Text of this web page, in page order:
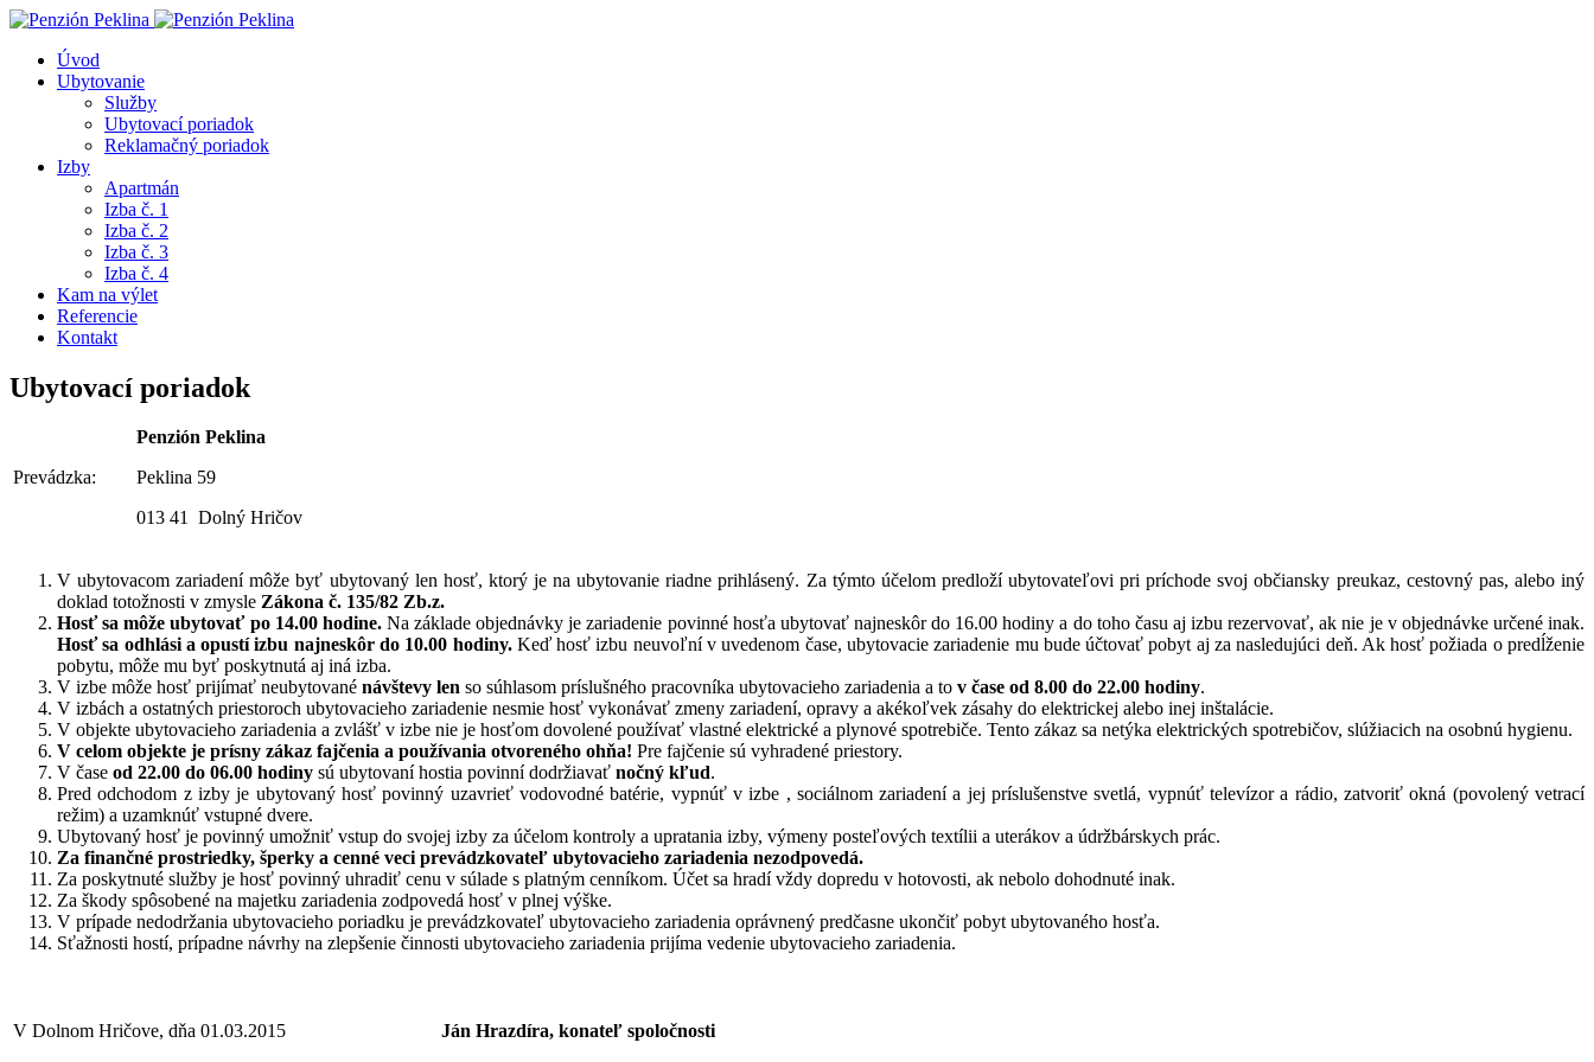
Úvod
Ubytovanie
Služby
Ubytovací poriadok
Reklamačný poriadok
Izby
Apartmán
Izba č. 1
Izba č. 2
Izba č. 3
Izba č. 4
Kam na výlet
Referencie
Kontakt
Ubytovací poriadok
Prevádzka:
Penzión Peklina
Peklina 59
013 41 Dolný Hričov
V ubytovacom zariadení môže byť ubytovaný len hosť, ktorý je na ubytovanie riadne prihlásený. Za týmto účelom predloží ubytovateľovi pri príchode svoj občiansky preukaz, cestovný pas, alebo iný
doklad totožnosti v zmysle Zákona č. 135/82 Zb.z.
Hosť sa môže ubytovať po 14.00 hodine.Na základe objednávky je zariadenie povinné hosťa ubytovať najneskôr do 16.00 hodiny a do toho času aj izbu rezervovať, ak nie je v objednávke určené inak.
Hosť sa odhlási a opustí izbu najneskôr do 10.00 hodiny.Keď hosť izbu neuvoľní v uvedenom čase, ubytovacie zariadenie mu bude účtovať pobyt aj za nasledujúci deň. Ak hosť požiada o predĺženie
pobytu, môže mu byť poskytnutá aj iná izba.
V izbe môže hosť prijímať neubytované návštevy len so súhlasom príslušného pracovníka ubytovacieho zariadenia a to v čase od 8.00 do 22.00 hodiny.
V izbách a ostatných priestoroch ubytovacieho zariadenie nesmie hosť vykonávať zmeny zariadení, opravy a akékoľvek zásahy do elektrickej alebo inej inštalácie.
V objekte ubytovacieho zariadenia a zvlášť v izbe nie je hosťom dovolené používať vlastné elektrické a plynové spotrebiče. Tento zákaz sa netýka elektrických spotrebičov, slúžiacich na osobnú hygienu.
V celom objekte je prísny zákaz fajčenia a používania otvoreného ohňa! Pre fajčenie sú vyhradené priestory.
V čase od 22.00 do 06.00 hodiny sú ubytovaní hostia povinní dodržiavať nočný kľud.
Pred odchodom z izby je ubytovaný hosť povinný uzavrieť vodovodné batérie, vypnúť v izbe , sociálnom zariadení a jej príslušenstve svetlá, vypnúť televízor a rádio, zatvoriť okná (povolený vetrací
režim) a uzamknúť vstupné dvere.
Ubytovaný hosť je povinný umožniť vstup do svojej izby za účelom kontroly a upratania izby, výmeny posteľových textílii a uterákov a údržbárskych prác.
Za finančné prostriedky, šperky a cenné veci prevádzkovateľ ubytovacieho zariadenia nezodpovedá.
Za poskytnuté služby je hosť povinný uhradiť cenu v súlade s platným cenníkom. Účet sa hradí vždy dopredu v hotovosti, ak nebolo dohodnuté inak.
Za škody spôsobené na majetku zariadenia zodpovedá hosť v plnej výške.
V prípade nedodržania ubytovacieho poriadku je prevádzkovateľ ubytovacieho zariadenia oprávnený predčasne ukončiť pobyt ubytovaného hosťa.
Sťažnosti hostí, prípadne návrhy na zlepšenie činnosti ubytovacieho zariadenia prijíma vedenie ubytovacieho zariadenia.
V Dolnom Hričove, dňa 01.03.2015 Ján Hrazdíra, konateľ spoločnosti